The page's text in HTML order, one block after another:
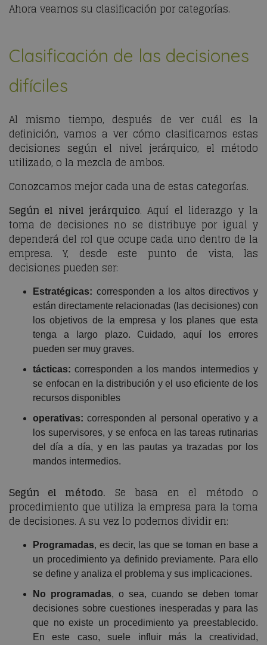
Ahora veamos su clasificación por categorías.
Clasificación de las decisiones
difíciles
Al mismo tiempo, después de ver cuál es la
definición, vamos a ver cómo clasificamos estas
decisiones según el nivel jerárquico, el método
utilizado, o la mezcla de ambos.
Conozcamos mejor cada una de estas categorías.
Según el nivel jerárquico. Aquí el liderazgo y la
toma de decisiones no se distribuye por igual y
dependerá del rol que ocupe cada uno dentro de la
empresa. Y, desde este punto de vista, las
decisiones pueden ser:
Estratégicas: corresponden a los altos directivos y
están directamente relacionadas (las decisiones) con
los objetivos de la empresa y los planes que esta
tenga a largo plazo. Cuidado, aquí los errores
pueden ser muy graves.
tácticas: corresponden a los mandos intermedios y
se enfocan en la distribución y el uso eficiente de los
recursos disponibles
operativas: corresponden al personal operativo y a
los supervisores, y se enfoca en las tareas rutinarias
del día a día, y en las pautas ya trazadas por los
mandos intermedios.
Según el método. Se basa en el método o
procedimiento que utiliza la empresa para la toma
de decisiones. A su vez lo podemos dividir en:
Programadas, es decir, las que se toman en base a
un procedimiento ya definido previamente. Para ello
se define y analiza el problema y sus implicaciones.
No programadas, o sea, cuando se deben tomar
decisiones sobre cuestiones inesperadas y para las
que no existe un procedimiento ya preestablecido.
En este caso, suele influir más la creatividad,